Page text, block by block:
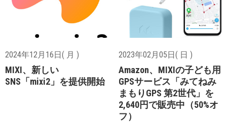
2024年12月16日( 月 )
MIXI、新しい
SNS「mixi2」を提供開始
2023年02月05日( 日 )
Amazon、MIXIの子ども用
GPSサービス「みてねみ
まもりGPS 第2世代」を
2,640円で販売中（50%オ
フ）